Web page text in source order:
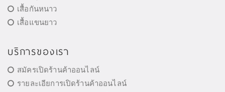
เสื้อกันหนาว
เสื้อแขนยาว
บริการของเรา
สมัครเปิดร้านค้าออนไลน์
รายละเอียการเปิดร้านค้าออนไลน์